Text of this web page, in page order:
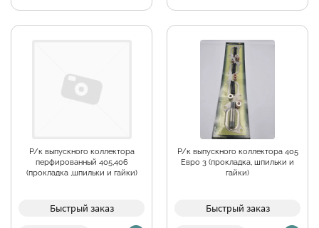
Р/к выпускного коллектора
перфированный 405,406
(прокладка ,шпильки и гайки)
Быстрый заказ
Р/к выпускного коллектора 405
Евро 3 (прокладка, шпильки и
гайки)
Быстрый заказ